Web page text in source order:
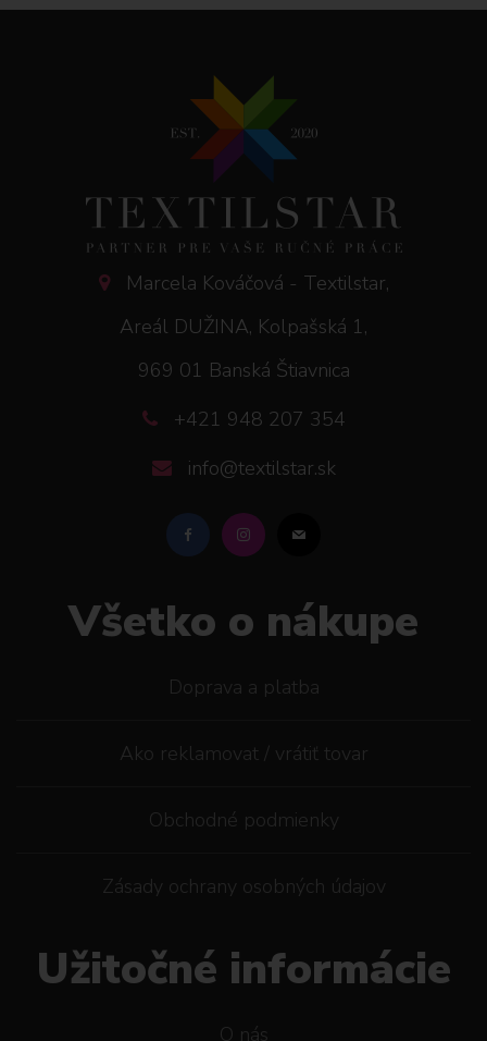
Marcela Kováčová - Textilstar,
Areál DUŽINA, Kolpašská 1,
969 01 Banská Štiavnica
+421 948 207 354
info@textilstar.sk
Všetko o nákupe
Doprava a platba
Ako reklamovat / vrátiť tovar
Obchodné podmienky
Zásady ochrany osobných údajov
Užitočné informácie
O nás